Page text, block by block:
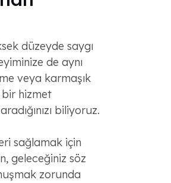
düzeyde saygı
de aynı
veya karmaşık
hizmet
biliyoruz.
sağlamak için
geleceğiniz söz
zorunda